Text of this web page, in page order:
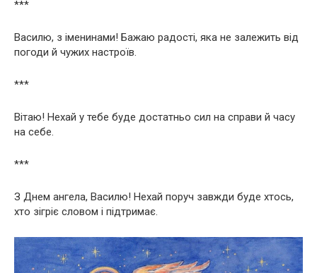
***
Василю, з іменинами! Бажаю радості, яка не залежить від
погоди й чужих настроїв.
***
Вітаю! Нехай у тебе буде достатньо сил на справи й часу
на себе.
***
З Днем ангела, Василю! Нехай поруч завжди буде хтось,
хто зігріє словом і підтримає.